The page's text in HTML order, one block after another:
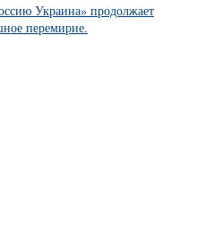
Украина» продолжает
перемирие.